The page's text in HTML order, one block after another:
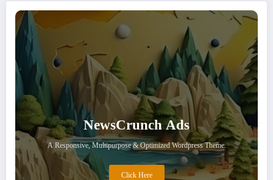
NewsCrunch Ads
A Responsive, Multipurpose & Optimized Wordpress Theme.
Click Here